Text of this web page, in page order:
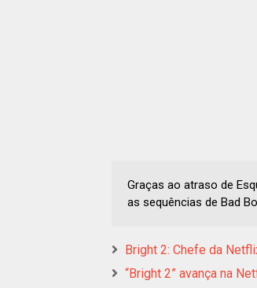
Graças ao atraso de
as sequências de Bad
Bright 2: Chefe da
“Bright 2” avança na